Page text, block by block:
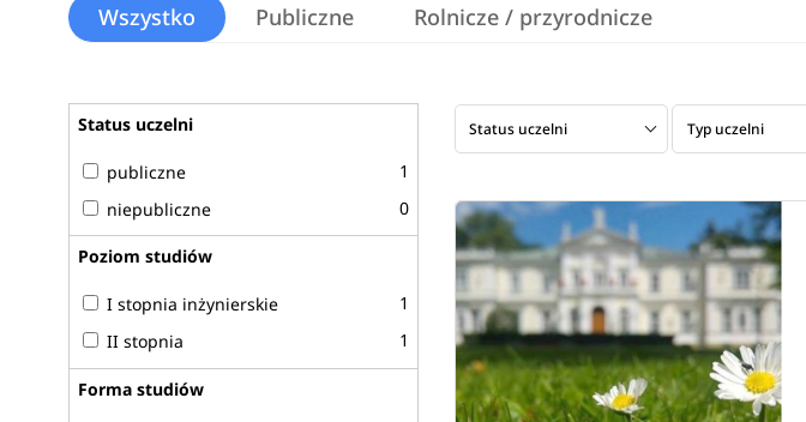
Wszystko Publiczne Rolnicze / przyrodnicze
Status uczelni Typ uczelni
Status uczelni
publiczne
1
niepubliczne
0
Poziom studiów
I stopnia inżynierskie
1
II stopnia
1
Forma studiów